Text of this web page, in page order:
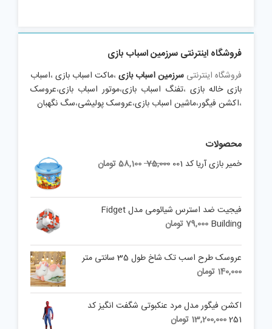
فروشگاه اینترنتی سرزمین اسباب بازی
فروشگاه اینترنتی سرزمین اسباب بازی،ماکت اسباب بازی،اسباب
بازی خاله بازی ،تفنگ اسباب بازی،موتور اسباب بازی،عروسک
،اکشن فیگور،ماشین اسباب بازی،عروسک پولیشی،سگ نگهبان
محصولات
خمیر بازی آریا کد 001 75,000
Original
75,000 تومان.
58,100تومان
فیجیت ضد استرس شیائومی مدل Fidget
Building
79,000تومان
عروسک طرح اسب تک شاخ طول 35 سانتی متر
140,000 تومان
اکشن فیگور مدل مرد عنکبوتی شگفت انگیز کد
251
13,200,000 تومان